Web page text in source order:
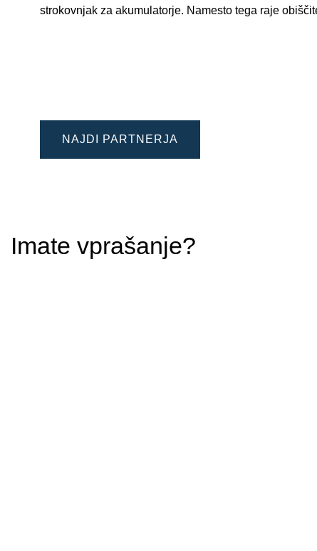
strokovnjak za akumulatorje. Namesto tega raje
NAJDI PARTNERJA
Imate vprašanje?